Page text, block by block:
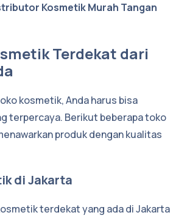
Kosmetik Murah Tangan
Terdekat dari
kosmetik, Anda harus bisa
terpercaya. Berikut beberapa toko
produk dengan kualitas
di Jakarta
terdekat yang ada di Jakarta